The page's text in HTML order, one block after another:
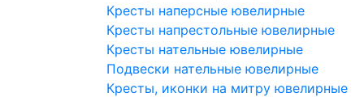
Кресты наперсные ювелирные
Кресты напрестольные ювелирные
Кресты нательные ювелирные
Подвески нательные ювелирные
Кресты, иконки на митру ювелирные